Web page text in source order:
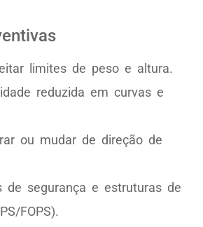
limites de peso e altura.
reduzida em curvas e
ou mudar de direção de
de segurança e estruturas de
FOPS).